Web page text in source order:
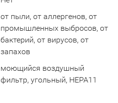
от пыли, от аллергенов, от
промышленных выбросов, от
бактерий, от вирусов, от
запахов
моющийся воздушный
фильтр, угольный, HEPA11